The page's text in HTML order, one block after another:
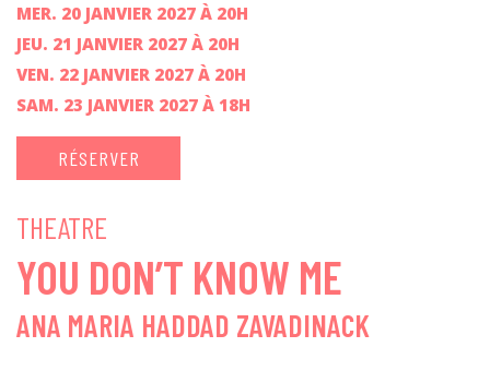
MER. 20 JANVIER 2027 À 20H
JEU. 21 JANVIER 2027 À 20H
VEN. 22 JANVIER 2027 À 20H
SAM. 23 JANVIER 2027 À 18H
RÉSERVER
THEATRE
YOU DON’T KNOW ME
ANA MARIA HADDAD ZAVADINACK